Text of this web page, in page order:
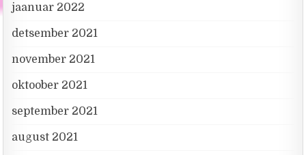
jaanuar 2022
detsember 2021
november 2021
oktoober 2021
september 2021
august 2021